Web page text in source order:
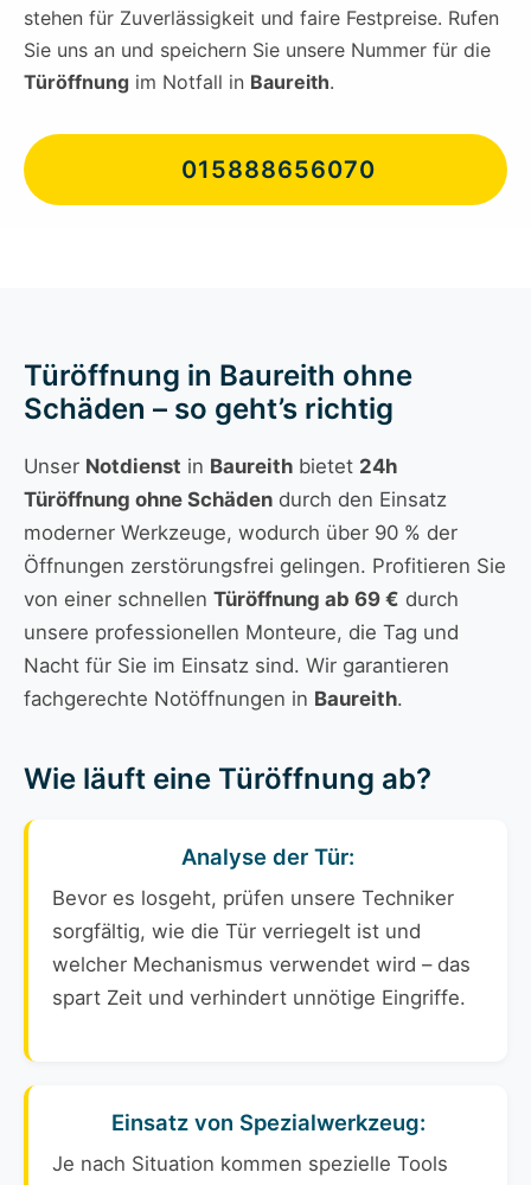
stehen für Zuverlässigkeit und faire Festpreise. Rufen
Sie uns an und speichern Sie unsere Nummer für die
Türöffnung im Notfall in Baureith.
015888656070
Türöffnung in Baureith ohne
Schäden – so geht’s richtig
Unser Notdienst in Baureith bietet 24h
Türöffnung ohne Schäden durch den Einsatz
moderner Werkzeuge, wodurch über 90 % der
Öffnungen zerstörungsfrei gelingen. Profitieren Sie
von einer schnellen Türöffnung ab 69 € durch
unsere professionellen Monteure, die Tag und
Nacht für Sie im Einsatz sind. Wir garantieren
fachgerechte Notöffnungen in Baureith.
Wie läuft eine Türöffnung ab?
Analyse der Tür:
Bevor es losgeht, prüfen unsere Techniker
sorgfältig, wie die Tür verriegelt ist und
welcher Mechanismus verwendet wird – das
spart Zeit und verhindert unnötige Eingriffe.
Einsatz von Spezialwerkzeug:
Je nach Situation kommen spezielle Tools